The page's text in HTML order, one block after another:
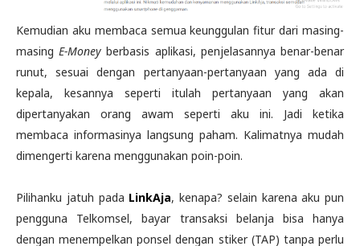
Kemudian aku membaca semua keunggulan fitur dari masing-
masing E-Moneyberbasis aplikasi, penjelasannya benar-benar
runut, sesuai dengan pertanyaan-pertanyaan yang ada di
kepala, kesannya seperti itulah pertanyaan yang akan
dipertanyakan orang awam seperti aku ini. Jadi ketika
membaca informasinya langsung paham. Kalimatnya mudah
dimengerti karena menggunakan poin-poin.
Pilihanku jatuh pada LinkAja, kenapa? selain karena aku pun
pengguna Telkomsel, bayar transaksi belanja bisa hanya
dengan menempelkan ponsel dengan stiker (TAP) tanpa perlu